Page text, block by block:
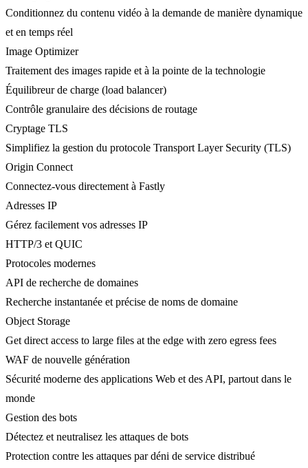
Conditionnez du contenu vidéo à la demande de manière dynamique
et en temps réel
Image Optimizer
Traitement des images rapide et à la pointe de la technologie
Équilibreur de charge (load balancer)
Contrôle granulaire des décisions de routage
Cryptage TLS
Simplifiez la gestion du protocole Transport Layer Security (TLS)
Origin Connect
Connectez-vous directement à Fastly
Adresses IP
Gérez facilement vos adresses IP
HTTP/3 et QUIC
Protocoles modernes
API de recherche de domaines
Recherche instantanée et précise de noms de domaine
Object Storage
Get direct access to large files at the edge with zero egress fees
WAF de nouvelle génération
Sécurité moderne des applications Web et des API, partout dans le
monde
Gestion des bots
Détectez et neutralisez les attaques de bots
Protection contre les attaques par déni de service distribué